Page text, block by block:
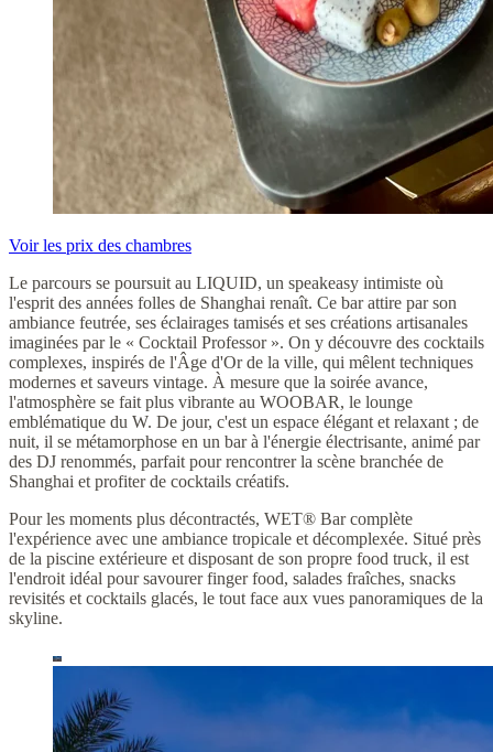
Voir les prix des chambres
Le parcours se poursuit au LIQUID, un speakeasy intimiste où
l'esprit des années folles de Shanghai renaît. Ce bar attire par son
ambiance feutrée, ses éclairages tamisés et ses créations artisanales
imaginées par le « Cocktail Professor ». On y découvre des cocktails
complexes, inspirés de l'Âge d'Or de la ville, qui mêlent techniques
modernes et saveurs vintage. À mesure que la soirée avance,
l'atmosphère se fait plus vibrante au WOOBAR, le lounge
emblématique du W. De jour, c'est un espace élégant et relaxant ; de
nuit, il se métamorphose en un bar à l'énergie électrisante, animé par
des DJ renommés, parfait pour rencontrer la scène branchée de
Shanghai et profiter de cocktails créatifs.
Pour les moments plus décontractés, WET® Bar complète
l'expérience avec une ambiance tropicale et décomplexée. Situé près
de la piscine extérieure et disposant de son propre food truck, il est
l'endroit idéal pour savourer finger food, salades fraîches, snacks
revisités et cocktails glacés, le tout face aux vues panoramiques de la
skyline.